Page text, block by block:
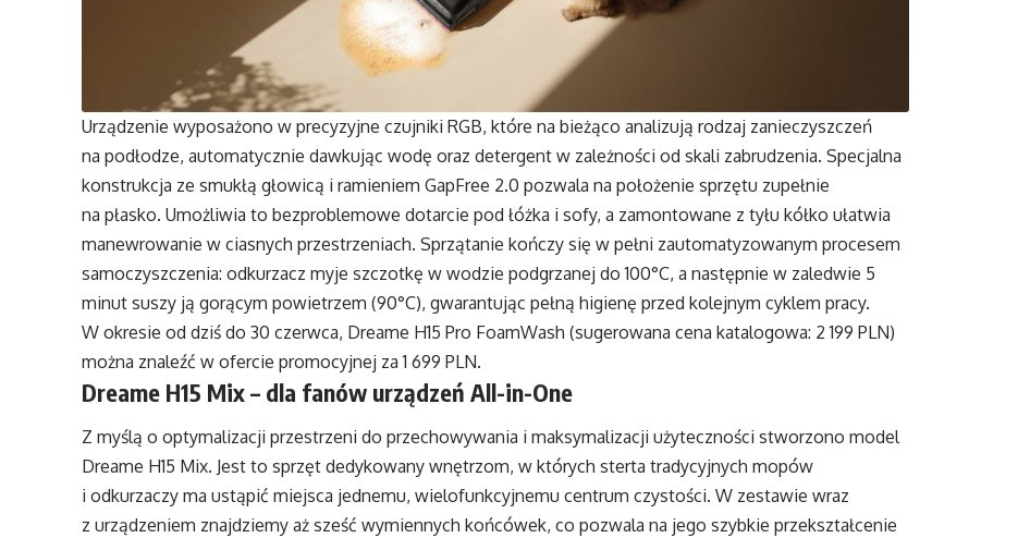
Urządzenie wyposażono w precyzyjne czujniki RGB, które na bieżąco analizują rodzaj zanieczyszczeń
na podłodze, automatycznie dawkując wodę oraz detergent w zależności od skali zabrudzenia. Specjalna
konstrukcja ze smukłą głowicą i ramieniem GapFree 2.0 pozwala na położenie sprzętu zupełnie
na płasko. Umożliwia to bezproblemowe dotarcie pod łóżka i sofy, a zamontowane z tyłu kółko ułatwia
manewrowanie w ciasnych przestrzeniach. Sprzątanie kończy się w pełni zautomatyzowanym procesem
samoczyszczenia: odkurzacz myje szczotkę w wodzie podgrzanej do 100°C, a następnie w zaledwie 5
minut suszy ją gorącym powietrzem (90°C), gwarantując pełną higienę przed kolejnym cyklem pracy.
W okresie od dziś do 30 czerwca, Dreame H15 Pro FoamWash (sugerowana cena katalogowa: 2 199 PLN)
można znaleźć w ofercie promocyjnej za 1 699 PLN.
Dreame H15 Mix– dla fanów urządzeń All-in-One
Z myślą o optymalizacji przestrzeni do przechowywania i maksymalizacji użyteczności stworzono model
Dreame H15 Mix. Jest to sprzęt dedykowany wnętrzom, w których sterta tradycyjnych mopów
i odkurzaczy ma ustąpić miejsca jednemu, wielofunkcyjnemu centrum czystości. W zestawie wraz
z urządzeniem znajdziemy aż sześć wymiennych końcówek, co pozwala na jego szybkie przekształcenie